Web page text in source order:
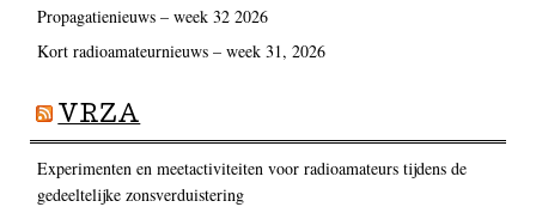
Propagatienieuws – week 32 2026
Kort radioamateurnieuws – week 31, 2026
VRZA
Experimenten en meetactiviteiten voor radioamateurs tijdens de
gedeeltelijke zonsverduistering